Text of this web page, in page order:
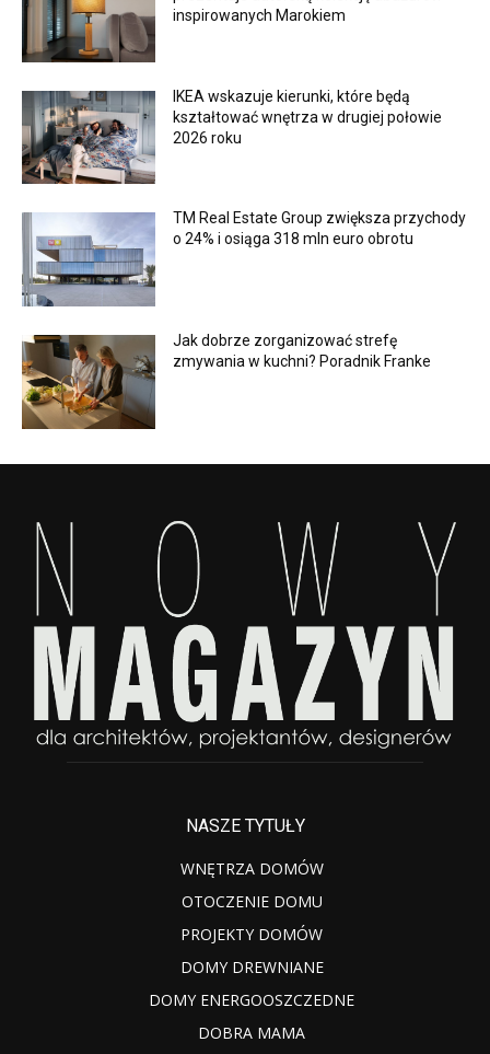
inspirowanych Marokiem
IKEA wskazuje kierunki, które będą
kształtować wnętrza w drugiej połowie
2026 roku
TM Real Estate Group zwiększa przychody
o 24% i osiąga 318 mln euro obrotu
Jak dobrze zorganizować strefę
zmywania w kuchni? Poradnik Franke
NASZE TYTUŁY
WNĘTRZA DOMÓW
OTOCZENIE DOMU
PROJEKTY DOMÓW
DOMY DREWNIANE
DOMY ENERGOOSZCZEDNE
DOBRA MAMA